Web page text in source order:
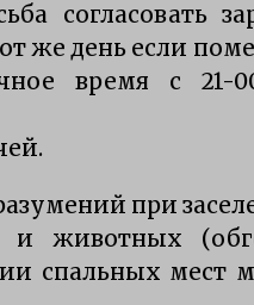
согласовать
же день если
время с
при
и животных
спальных мест